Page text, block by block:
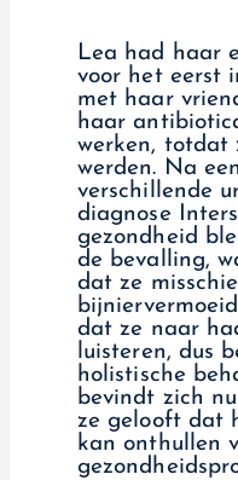
Lea had haar
voor het eerst
met haar
haar
werken, totdat
werden. Na
verschillende
diagnose
gezondheid
de bevalling,
dat ze
dat ze naar
luisteren, dus
holistische
bevindt zich
ze gelooft dat
kan onthullen